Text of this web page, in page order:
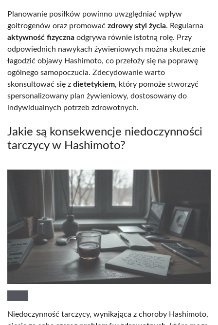
Planowanie posiłków powinno uwzględniać wpływ
goitrogenów oraz promować zdrowy styl życia. Regularna
aktywność fizyczna odgrywa równie istotną rolę. Przy
odpowiednich nawykach żywieniowych można skutecznie
łagodzić objawy Hashimoto, co przełoży się na poprawę
ogólnego samopoczucia. Zdecydowanie warto
skonsultować się z dietetykiem, który pomoże stworzyć
spersonalizowany plan żywieniowy, dostosowany do
indywidualnych potrzeb zdrowotnych.
Jakie są konsekwencje niedoczynności
tarczycy w Hashimoto?
Niedoczynność tarczycy, wynikająca z choroby Hashimoto,